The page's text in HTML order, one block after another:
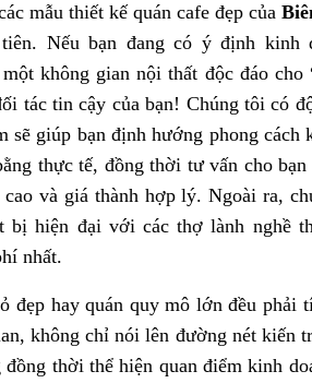
mẫu thiết kế quán cafe đẹp của
Nếu bạn đang có ý định kinh
không gian nội thất độc đáo cho
tác tin cậy của bạn! Chúng tôi có
sẽ giúp bạn định hướng phong
thực tế, đồng thời tư vấn cho
và giá thành hợp lý. Ngoài ra,
bị hiện đại với các thợ lành nghề
nhất.
đẹp hay quán quy mô lớn đều phải
không chỉ nói lên đường nét kiến
thời thể hiện quan điểm kinh